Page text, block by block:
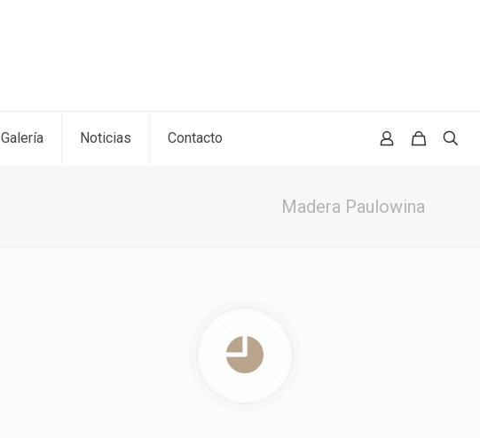
Galería Noticias Contacto
Madera Paulowina